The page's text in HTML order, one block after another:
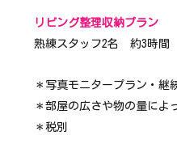
リビング整理収納プラン
熟練スタッフ2名 約3時間
＊写真モニタープラン・継
＊部屋の広さや物の量によ
＊税別